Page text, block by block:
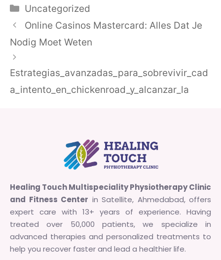
Categories
Uncategorized
Online Casinos Mastercard: Alles Dat Je
Nodig Moet Weten
Estrategias_avanzadas_para_sobrevivir_cad
a_intento_en_chickenroad_y_alcanzar_la
Healing Touch Multispeciality Physiotherapy Clinic
and Fitness Center in Satellite, Ahmedabad, offers
expert care with 13+ years of experience. Having
treated over 50,000 patients, we specialize in
advanced therapies and personalized treatments to
help you recover faster and lead a healthier life.